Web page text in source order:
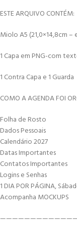
ESTE ARQUIVO CONTÉM:
Miolo A5 (21,0×14,8cm –
1 Capa em PNG-com
1 Contra Capa e 1 Guarda
COMO A AGENDA FOI
Folha de Rosto
Dados Pessoais
Calendário 2027
Datas Importantes
Contatos Importantes
Logins e Senhas
1 DIA POR PÁGINA,
Acompanha MOCKUPS